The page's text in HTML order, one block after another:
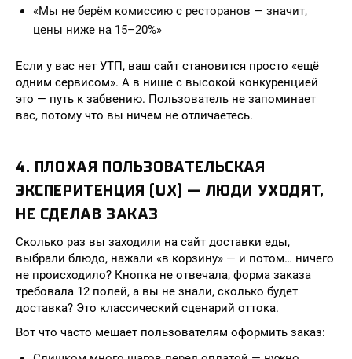
«Мы не берём комиссию с ресторанов — значит,
цены ниже на 15–20%»
Если у вас нет УТП, ваш сайт становится просто «ещё
одним сервисом». А в нише с высокой конкуренцией
это — путь к забвению. Пользователь не запоминает
вас, потому что вы ничем не отличаетесь.
4. ПЛОХАЯ ПОЛЬЗОВАТЕЛЬСКАЯ
ЭКСПЕРИТЕНЦИЯ (UX) — ЛЮДИ УХОДЯТ,
НЕ СДЕЛАВ ЗАКАЗ
Сколько раз вы заходили на сайт доставки еды,
выбрали блюдо, нажали «в корзину» — и потом… ничего
не происходило? Кнопка не отвечала, форма заказа
требовала 12 полей, а вы не знали, сколько будет
доставка? Это классический сценарий оттока.
Вот что часто мешает пользователям оформить заказ: